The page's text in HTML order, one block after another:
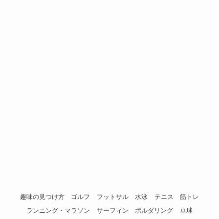
趣味の見つけ方 ゴルフ フットサル 水泳 テニス
筋トレ
ランニング・マラソン
サーフィン ボルダリング 卓球